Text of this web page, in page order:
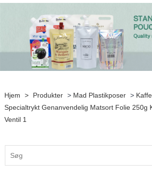
Hjem > Produkter > Mad Plastikposer >
Specialtrykt Genanvendelig Matsort Folie 250g
Ventil 1